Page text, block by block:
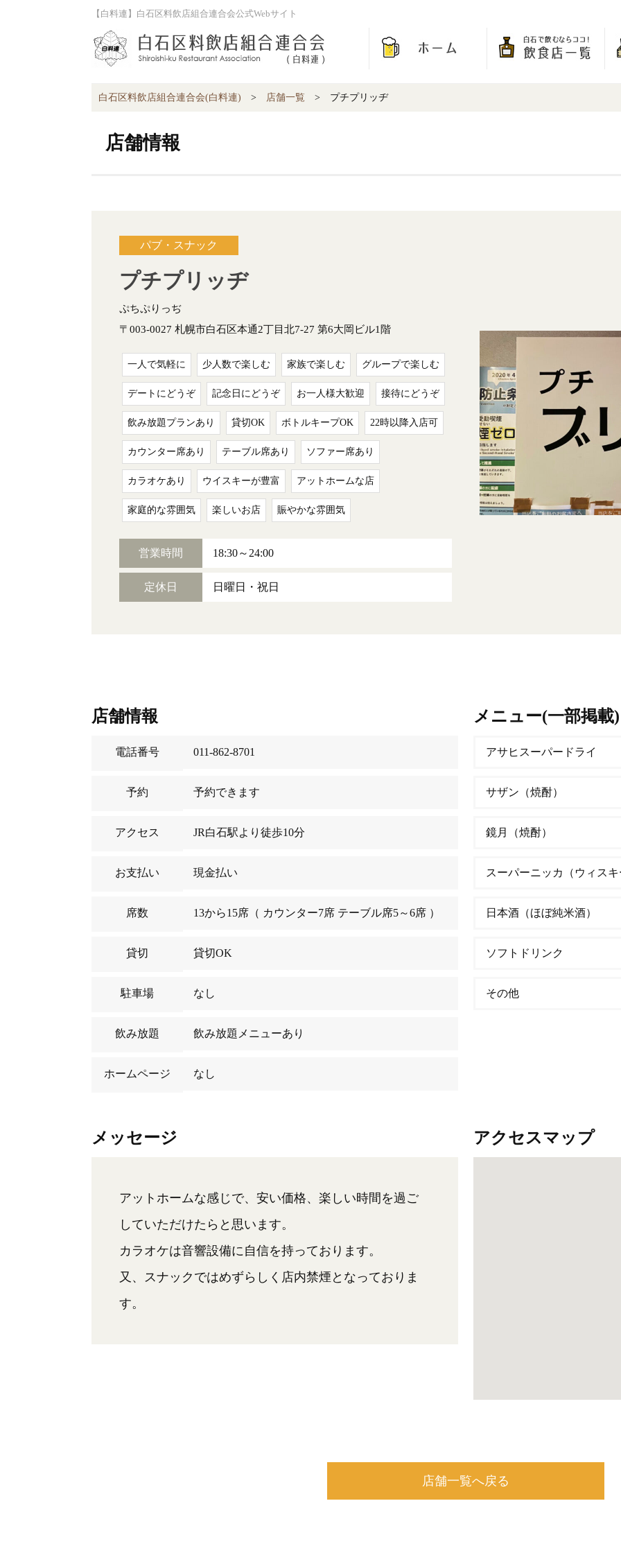
【白料連】白石区料飲店組合連合会公式Webサイト
白石区料飲店組合連合会(白料連) > 店舗一覧 > プチプリッヂ
店舗情報
パブ・スナック
プチプリッヂ
ぷちぷりっぢ
〒003-0027 札幌市白石区本通2丁目北7-27 第6大岡ビル1階
一人で気軽に 少人数で楽しむ 家族で楽しむ グループで楽しむ
デートにどうぞ 記念日にどうぞ お一人様大歓迎 接待にどうぞ
飲み放題プランあり 貸切OK ボトルキープOK 22時以降入店可
カウンター席あり テーブル席あり ソファー席あり
カラオケあり ウイスキーが豊富 アットホームな店
家庭的な雰囲気 楽しいお店 賑やかな雰囲気
営業時間 18:30～24:00
定休日 日曜日・祝日
店舗情報
電話番号 011-862-8701
予約 予約できます
アクセス JR白石駅より徒歩10分
お支払い 現金払い
席数 13から15席（ カウンター7席 テーブル席5～6席 ）
貸切 貸切OK
駐車場 なし
飲み放題 飲み放題メニューあり
ホームページ なし
メニュー(一部掲載)
アサヒスーパードライ
サザン（焼酎）
鏡月（焼酎）
スーパーニッカ（ウィス
日本酒（ほぼ純米酒）
ソフトドリンク
その他
メッセージ
アットホームな感じで、安い価格、楽しい時間を過ご
していただけたらと思います。
カラオケは音響設備に自信を持っております。
又、スナックではめずらしく店内禁煙となっておりま
す。
アクセスマップ
店舗一覧へ戻る